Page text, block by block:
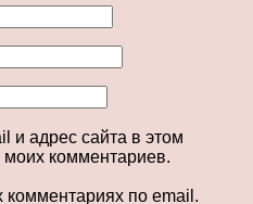
и адрес сайта в этом
комментариев.
по email.